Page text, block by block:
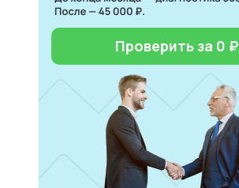
Проверить за 0 ₽